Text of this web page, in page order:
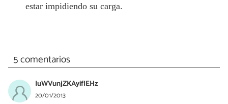
estar impidiendo su carga.
5 comentarios
IuWVunjZKAyifIEHz
20/01/2013